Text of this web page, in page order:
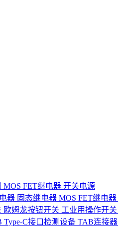
MOS FET继电器 开关电源
器 固态继电器 MOS FET继电器
欧姆龙按钮开关 工业用操作开关
Type-C接口检测设备 TAB连接器